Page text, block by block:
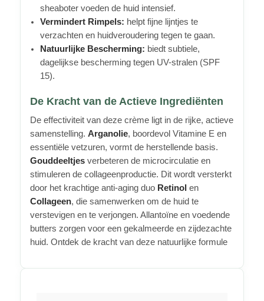
sheaboter voeden de huid intensief.
Vermindert Rimpels: helpt fijne lijntjes te
verzachten en huidveroudering tegen te gaan.
Natuurlijke Bescherming: biedt subtiele,
dagelijkse bescherming tegen UV-stralen (SPF
15).
De Kracht van de Actieve Ingrediënten
De effectiviteit van deze crème ligt in de rijke, actieve
samenstelling. Arganolie, boordevol Vitamine E en
essentiële vetzuren, vormt de herstellende basis.
Gouddeeltjes verbeteren de microcirculatie en
stimuleren de collageenproductie. Dit wordt versterkt
door het krachtige anti-aging duo Retinol en
Collageen, die samenwerken om de huid te
verstevigen en te verjongen. Allantoïne en voedende
butters zorgen voor een gekalmeerde en zijdezachte
huid. Ontdek de kracht van deze natuurlijke formule